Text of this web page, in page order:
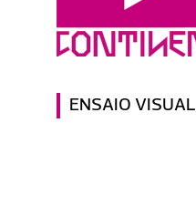
ENSAIO VISUAL